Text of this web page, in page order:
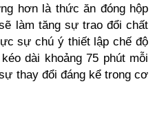
hơn là thức ăn đóng hộp
làm tăng sự trao đổi chất
sự chú ý thiết lập chế độ
dài khoảng 75 phút mỗi
thay đổi đáng kể trong cơ